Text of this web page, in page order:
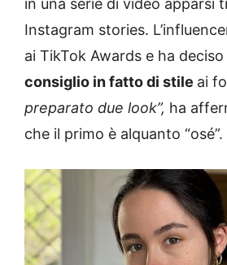
in una serie di video apparsi
Instagram stories.
ai TikTok Awards e ha deciso
consiglio in fatto di stile ai
preparato due look”, ha
che il primo è alquanto “osé”.